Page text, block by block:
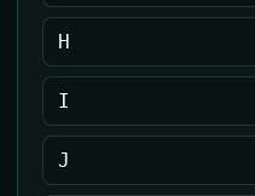
H
I
J